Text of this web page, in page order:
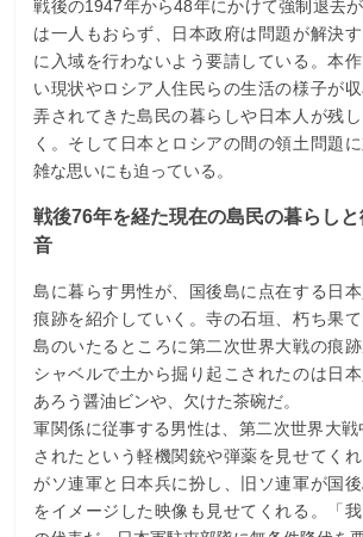
戦後の1947年から48年にかけて強制退去
は一人もおらず、日本政府は問題が解決
に入域を行わないよう要請している。本
い現状やロシア人住民らの生活の様子が
弄されてきた島民の暮らしや日本人が残
く。そして日本とロシアの間の領土問題
雑な思いにも迫っている。
戦後76年を経た現在の島民の暮らし
音
島に暮らす男性が、国後島に点在する日
痕跡を紹介していく。寺の石垣、朽ち果て
島のいたるところに第二次世界大戦の痕跡
シャベルで土から掘り起こされたのは日
あろう醤油ビンや、欠けた茶碗だ。
軍関係に従事する男性は、第二次世界大
されたという軽機関銃や弾薬を見せてく
がソ連軍と日本兵に扮し、旧ソ連軍が国
をイメージした映像も見せてくれる。「